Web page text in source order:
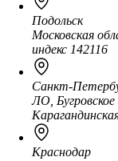
Подольск
Московская
индекс 142116
Санкт-
ЛО, Бугровское
Краснодар